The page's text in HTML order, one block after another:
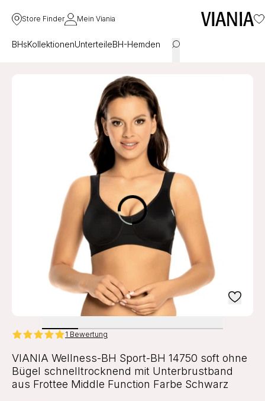
Store Finder Mein Viania
BHsKollektionenUnterteileBH-Hemden
1 Bewertung
VIANIA Wellness-BH Sport-BH 14750 soft ohne
Bügel schnelltrocknend mit Unterbrustband
aus Frottee Middle Function Farbe Schwarz